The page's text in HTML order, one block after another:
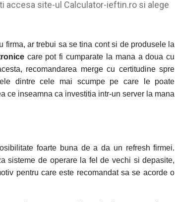
accesa site-ul Calculator-ieftin.ro si alege
firma, ar trebui sa se tina cont si de produsele la
care pot fi cumparate la mana a doua cu
recomandarea merge cu certitudine spre
dintre cele mai scumpe pe care le poate
ce inseamna ca investitia intr-un server la mana
foarte buna de a da un refresh firmei.
sisteme de operare la fel de vechi si depasite,
pentru care este recomandat sa se acorde o